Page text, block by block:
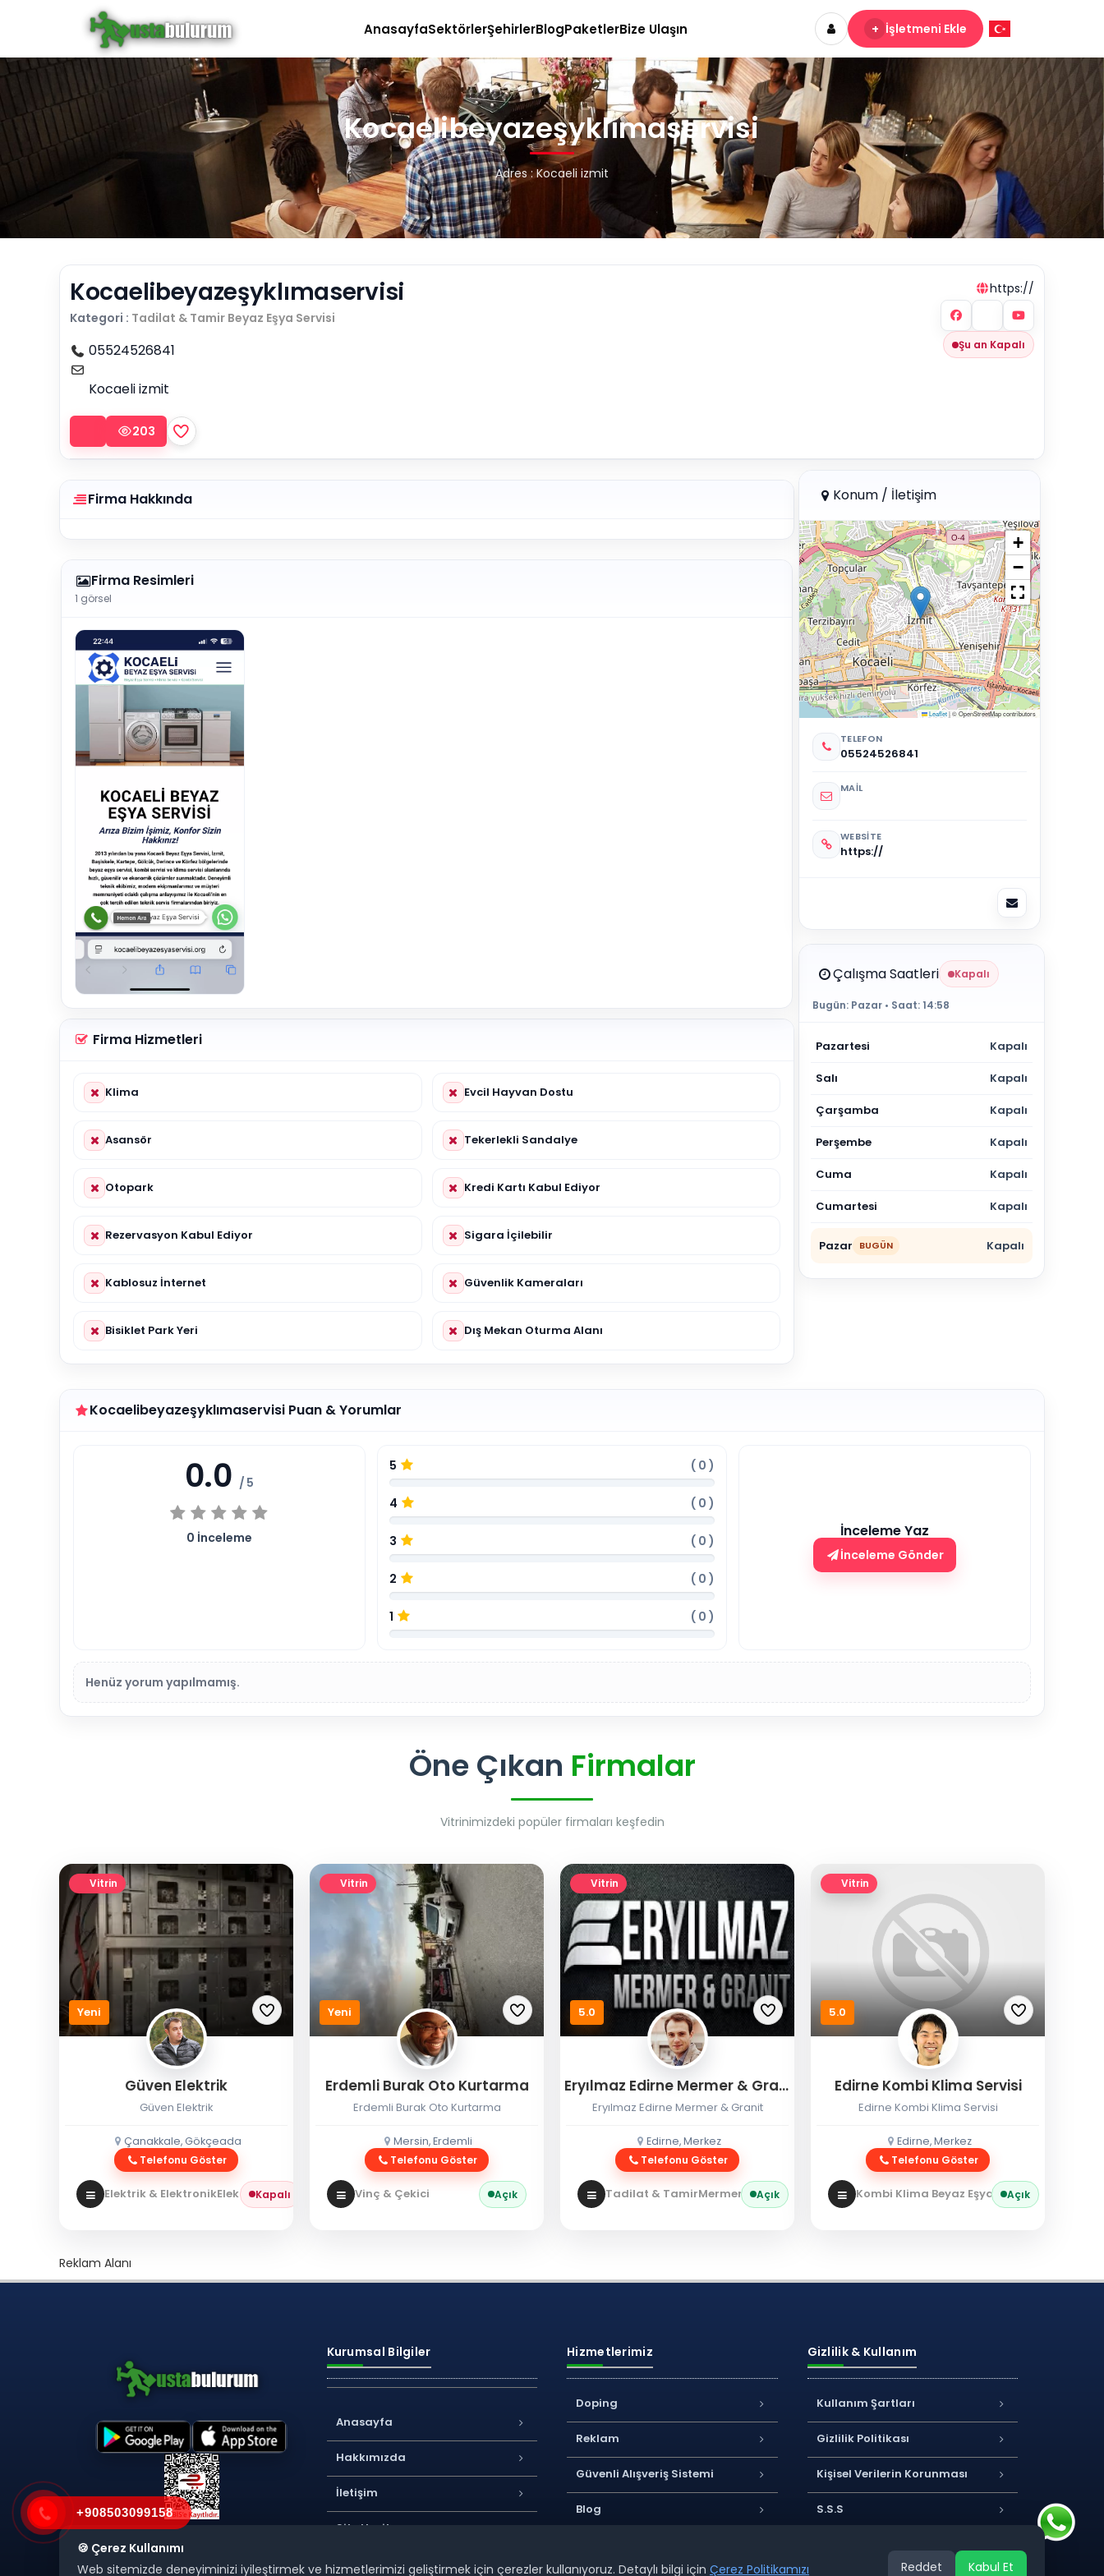
AnasayfaSektörlerŞehirlerBlogPaketlerBize Ulaşın + İşletmeni Ekle
Kocaelibeyazeşyklımaservisi
Adres : Kocaeli izmit
Kocaelibeyazeşyklımaservisi
Kategori : Tadilat & Tamir Beyaz Eşya Servisi
05524526841
Kocaeli izmit
203
https://
Şu an Kapalı
Firma Hakkında
Firma Resimleri
1 görsel
Firma Hizmetleri
Klima Evcil Hayvan Dostu
Asansör Tekerlekli Sandalye
Otopark Kredi Kartı Kabul Ediyor
Rezervasyon Kabul Ediyor Sigara İçilebilir
Kablosuz İnternet Güvenlik Kameraları
Bisiklet Park Yeri Dış Mekan Oturma Alanı
Konum / İletişim
+
−
Leaflet|© OpenStreetMap contributors
TELEFON
05524526841
MAIL
WEBSITE
https://
Çalışma Saatleri Kapalı
Bugün: Pazar • Saat:14:58
Pazartesi Kapalı
Salı Kapalı
Çarşamba Kapalı
Perşembe Kapalı
Cuma Kapalı
Cumartesi Kapalı
Pazar BUGÜN Kapalı
Kocaelibeyazeşyklımaservisi Puan & Yorumlar
0.0 / 5
0 İnceleme
5 ( 0 )
4 ( 0 )
3 ( 0 )
2 ( 0 )
1 ( 0 )
İnceleme Yaz
İnceleme Gönder
Henüz yorum yapılmamış.
Öne Çıkan Firmalar
Vitrinimizdeki popüler firmaları keşfedin
Vitrin
Yeni
Güven Elektrik
Güven Elektrik
Çanakkale, Gökçeada
Telefonu Göster
Elektrik & ElektronikElektrikçiKapalı
Vitrin
Yeni
Erdemli Burak Oto Kurtarma
Erdemli Burak Oto Kurtarma
Mersin, Erdemli
Telefonu Göster
Vinç & Çekici Açık
Vitrin
5.0
Eryılmaz Edirne Mermer & Granit
Eryılmaz Edirne Mermer & Granit
Edirne, Merkez
Telefonu Göster
Tadilat & TamirMermer / Granit
Açık
Vitrin
5.0
Edirne Kombi Klima Servisi
Edirne Kombi Klima Servisi
Edirne, Merkez
Telefonu Göster
Kombi Klima Beyaz Eşya Kombi Servisi
Açık
Reklam Alanı
Kurumsal Bilgiler
Anasayfa
Hakkımızda
İletişim
Site Haritası
Hizmetlerimiz
Doping
Reklam
Güvenli Alışveriş Sistemi
Blog
Gizlilik & Kullanım
Kullanım Şartları
Gizlilik Politikası
Kişisel Verilerin Korunması
S.S.S
🍪 Çerez Kullanımı
Web sitemizde deneyiminizi iyileştirmek ve hizmetlerimizi geliştirmek için çerezler kullanıyoruz. Detaylı bilgi için Çerez Politikamızı Reddet Kabul Et
+908503099158